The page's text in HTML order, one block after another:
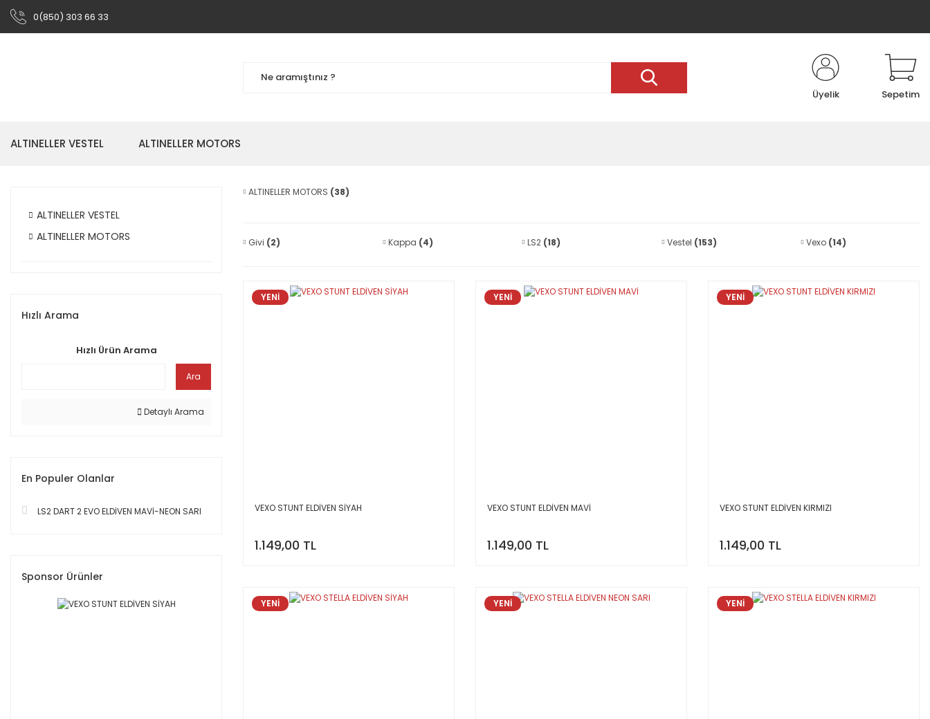
0(850) 303 66 33
Üyelik Sepetim
ALTINELLER VESTEL ALTINELLER MOTORS
ALTINELLER VESTEL
ALTINELLER MOTORS
Hızlı Arama
Hızlı Ürün Arama
Ara
Detaylı Arama
En Populer Olanlar
LS2 DART 2 EVO ELDİVEN MAVİ-NEON SARI
Sponsor Ürünler
ALTINELLER MOTORS (38)
Givi (2) Kappa (4) LS2 (18) Vestel (153) Vexo (14)
YENİ
VEXO STUNT ELDİVEN SİYAH
1.149,00 TL
YENİ
VEXO STUNT ELDİVEN MAVİ
1.149,00 TL
YENİ
VEXO STUNT ELDİVEN KIRMIZI
1.149,00 TL
YENİ YENİ YENİ